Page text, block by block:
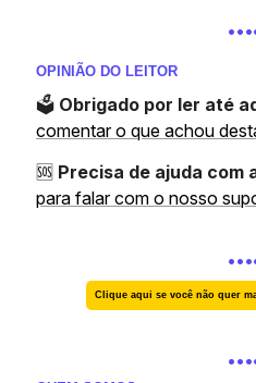
OPINIÃO DO LEITOR
🗳️ Obrigado por ler até
comentar o que achou
🆘 Precisa de ajuda com
para falar com o nosso
Clique aqui se você não quer